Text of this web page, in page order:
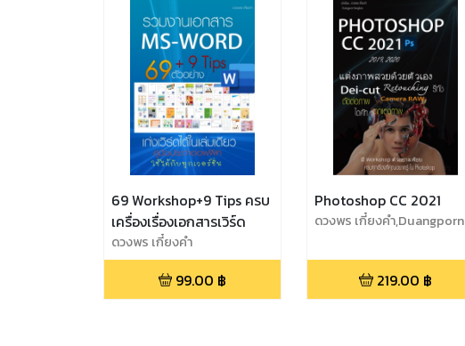
69 Workshop+9 Tips ครบ
เครื่องเรื่องเอกสารเวิร์ด
ดวงพร เกี๋ยงคำ
99.00 ฿
Photoshop CC 2021
ดวงพร เกี๋ยงคำ,Duangporn
219.00 ฿